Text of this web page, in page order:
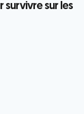
survivre sur les